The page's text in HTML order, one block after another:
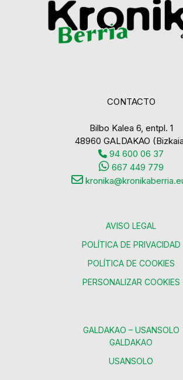
CONTACTO
Bilbo Kalea 6, entpl. 1
48960 GALDAKAO
94 600 06 37
667 449 779
AVISO LEGAL
POLÍTICA DE PRIVACIDAD
POLÍTICA DE COOKIES
PERSONALIZAR COOKIES
GALDAKAO – USANSOLO
GALDAKAO
USANSOLO